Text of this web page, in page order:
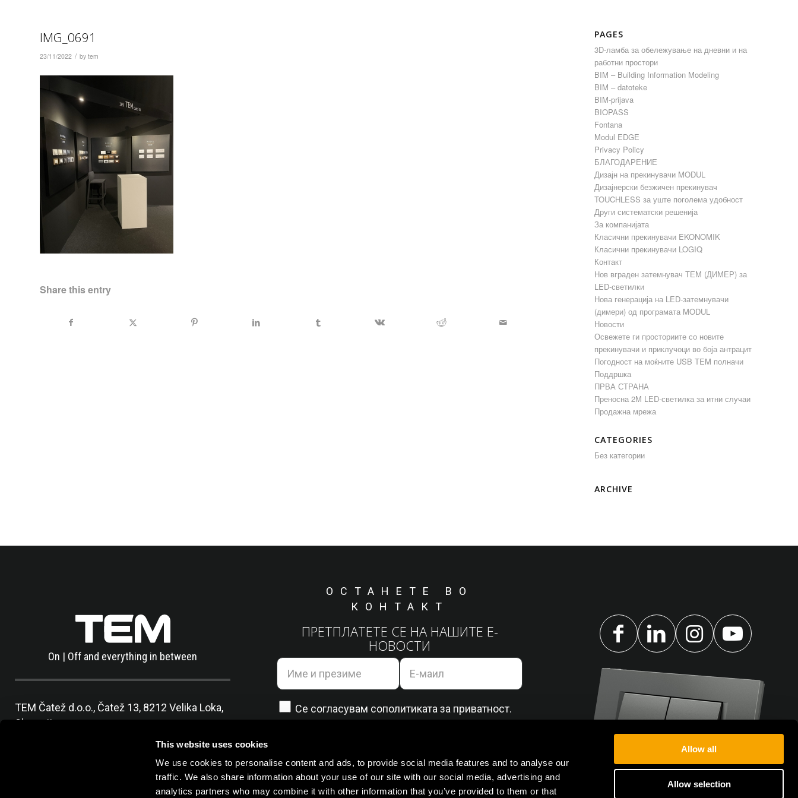
This website uses cookies
We use cookies to personalise content and ads, to provide social media features and to analyse our
traffic. We also share information about your use of our site with our social media, advertising and
analytics partners who may combine it with other information that you’ve provided to them or that
Allow all
Allow selection
IMG_0691
23/11/2022 / bytem
Share this entry
PAGES
3D-ламба за обележување на дневни и на
работни простори
BIM – Building Information Modeling
BIM – datoteke
BIM-prijava
BIOPASS
Fontana
Modul EDGE
Privacy Policy
БЛАГОДАРЕНИЕ
Дизајн на прекинувачи MODUL
Дизајнерски безжичен прекинувач
TOUCHLESS за уште поголема удобност
Други систематски решенија
За компанијата
Класични прекинувачи EKONOMIK
Класични прекинувачи LOGIQ
Контакт
Нов вграден затемнувач ТЕМ (ДИМЕР) за
LED-светилки
Нова генерација на LED-затемнувачи
(димери) од програмата MODUL
Новости
Освежете ги просториите со новите
прекинувачи и приклучоци во боја антрацит
Погодност на моќните USB TEM полначи
Поддршка
ПРВА СТРАНА
Преносна 2М LED-светилка за итни случаи
Продажна мрежа
CATEGORIES
Без категории
ARCHIVE
On | Off and everything in between
TEM Čatež d.o.o., Čatež 13, 8212 Velika Loka,
Slovenija
info@tem.si
ОСТАНЕТЕ ВО
КОНТАКТ
ПРЕТПЛАТЕТЕ СЕ НА НАШИТЕ Е-
НОВОСТИ
Се согласувам сополитиката за приватност.